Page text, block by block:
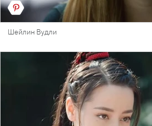
Шейлин Вудли